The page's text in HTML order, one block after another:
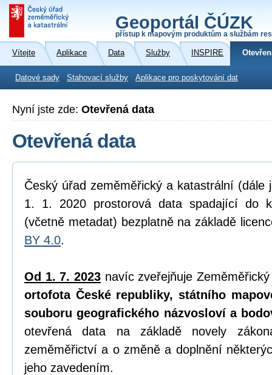
Geoportál ČÚZK
přístup k mapovým produktům a službám
Vítejte Aplikace Data Služby INSPIRE
Datové sady Stahovací služby Aplikace pro poskytování dat
Nyní jste zde: Otevřená data
Otevřená data
Český úřad zeměměřický a katastrální (dále
1. 1. 2020 prostorová data spadající do
(včetně metadat) bezplatně na základě
BY 4.0.
Od 1. 7. 2023 navíc zveřejňuje
ortofota České republiky, státního
souboru geografického názvosloví a
otevřená data na základě novely
zeměměřictví a o změně a doplnění
jeho zavedením.